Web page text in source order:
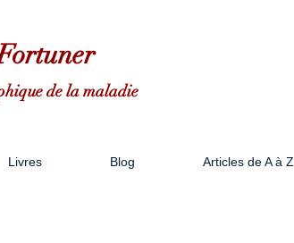
de la maladie
Livres Blog Articles de A à Z